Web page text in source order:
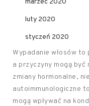
luty 2020
styczeń 2020
Wypadanie włosów
a przyczyny mogą być
zmiany hormonalne,
autoimmunologiczne
mogą wpływać na